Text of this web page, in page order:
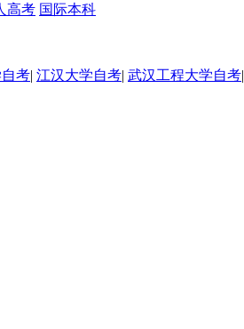
高考 国际本科
考| 江汉大学自考| 武汉工程大学自考|